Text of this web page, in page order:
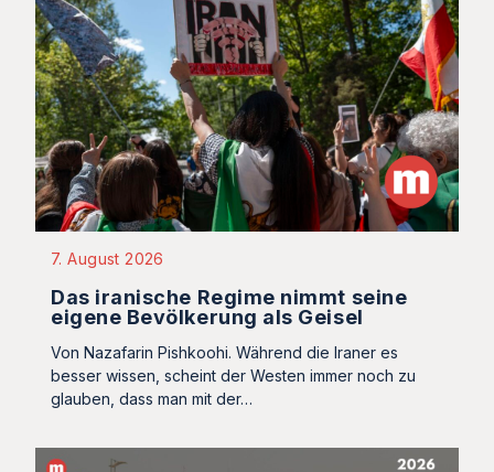
7. August 2026
Das iranische Regime nimmt seine
eigene Bevölkerung als Geisel
Von Nazafarin Pishkoohi. Während die Iraner es
besser wissen, scheint der Westen immer noch zu
glauben, dass man mit der…